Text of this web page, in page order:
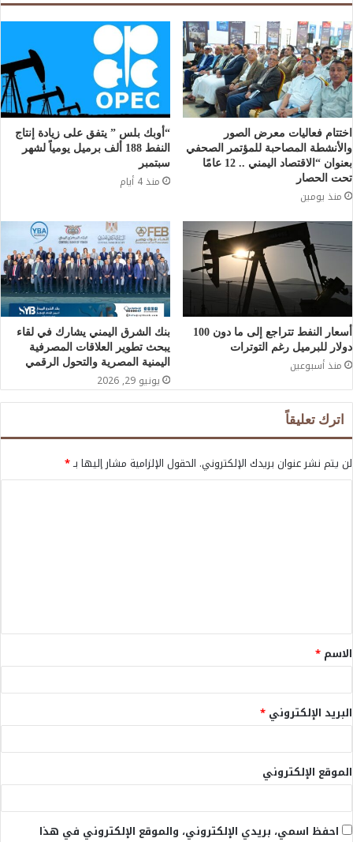
اختتام فعاليات معرض الصور
والأنشطة المصاحبة للمؤتمر الصحفي
بعنوان “الاقتصاد اليمني .. 12 عامًا
تحت الحصار
منذ يومين
“أوبك بلس ” يتفق على زيادة إنتاج
النفط 188 ألف برميل يومياً لشهر
سبتمبر
منذ 4 أيام
أسعار النفط تتراجع إلى ما دون 100
دولار للبرميل رغم التوترات
منذ أسبوعين
بنك الشرق اليمني يشارك في لقاء
يبحث تطوير العلاقات المصرفية
اليمنية المصرية والتحول الرقمي
يونيو 29, 2026
اترك تعليقاً
لن يتم نشر عنوان بريدك الإلكتروني. الحقول الإلزامية مشار إليها بـ*
ق
*
الاسم *
البريد الإلكتروني *
الموقع الإلكتروني
احفظ اسمي، بريدي الإلكتروني، والموقع الإلكتروني في هذا